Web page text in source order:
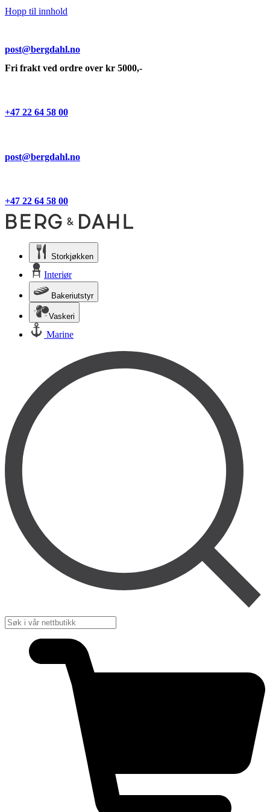
Hopp til innhold
post@bergdahl.no
Fri frakt ved ordre over kr 5000,-
+47 22 64 58 00
post@bergdahl.no
+47 22 64 58 00
Storkjøkken
Interiør
Bakeriutstyr
Vaskeri
Marine